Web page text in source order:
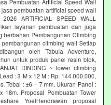
pembuatan artificial speed wall
ARTIFICIAL SPEED WALL
layanan pembuatan dan juga
berbahan Pembangunan Climbing
climbing wall Setiap
oleh Tabula Adventure,
untuk produk panel resin blok,
DINDING ~ tower climbing
: 3 M x 12 M : Rp. 144.000.000,
Tebal : ±6 – 7 mm. Ukuran Panel :
18m. Proposal Pembuatan Tower
YoelHendrawan proposal